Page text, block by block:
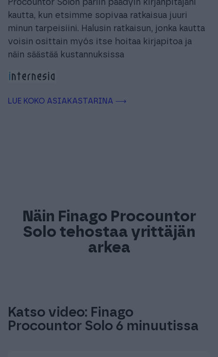
Procountor Solon pariin päädyin kirjanpitäjäni
kautta, kun etsimme sopivaa ratkaisua juuri
minun tarpeisiini. Halusin ratkaisun, jonka kautta
voisin osittain myös itse hoitaa kirjapitoa ja
näin säästää kustannuksissa
LUE KOKO ASIAKASTARINA ⟶
Näin Finago Procountor
Solo tehostaa yrittäjän
arkea
Katso video: Finago
Procountor Solo 6 minuutissa